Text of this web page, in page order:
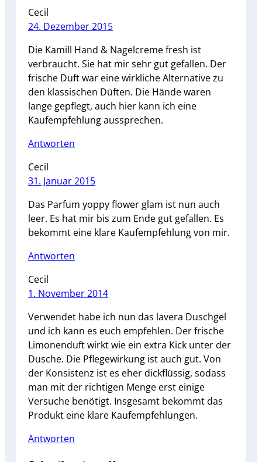
Cecil
24. Dezember 2015
Die Kamill Hand & Nagelcreme fresh ist
verbraucht. Sie hat mir sehr gut gefallen. Der
frische Duft war eine wirkliche Alternative zu
den klassischen Düften. Die Hände waren
lange gepflegt, auch hier kann ich eine
Kaufempfehlung aussprechen.
Antworten
Cecil
31. Januar 2015
Das Parfum yoppy flower glam ist nun auch
leer. Es hat mir bis zum Ende gut gefallen. Es
bekommt eine klare Kaufempfehlung von mir.
Antworten
Cecil
1. November 2014
Verwendet habe ich nun das lavera Duschgel
und ich kann es euch empfehlen. Der frische
Limonenduft wirkt wie ein extra Kick unter der
Dusche. Die Pflegewirkung ist auch gut. Von
der Konsistenz ist es eher dickflüssig, sodass
man mit der richtigen Menge erst einige
Versuche benötigt. Insgesamt bekommt das
Produkt eine klare Kaufempfehlungen.
Antworten